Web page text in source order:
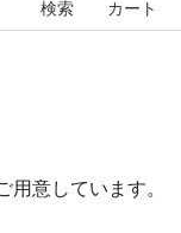
カート
検索
用意しています。